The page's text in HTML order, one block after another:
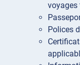
Polices